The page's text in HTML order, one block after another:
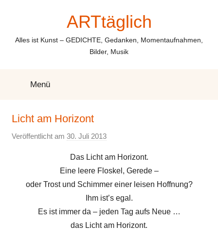
ARTtäglich
Alles ist Kunst – GEDICHTE, Gedanken, Momentaufnahmen,
Bilder, Musik
Menü
Licht am Horizont
Veröffentlicht am 30. Juli 2013
n
E
l
k
e
Das Licht am Horizont.
Eine leere Floskel, Gerede –
oder Trost und Schimmer einer leisen Hoffnung?
Ihm ist’s egal.
Es ist immer da – jeden Tag aufs Neue …
das Licht am Horizont.